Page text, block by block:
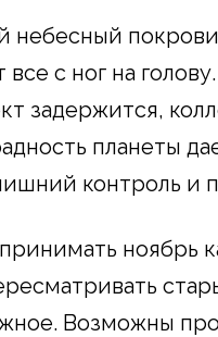
небесный
все с ног на
задержится,
планеты
контроль и
ноябрь
Возможны